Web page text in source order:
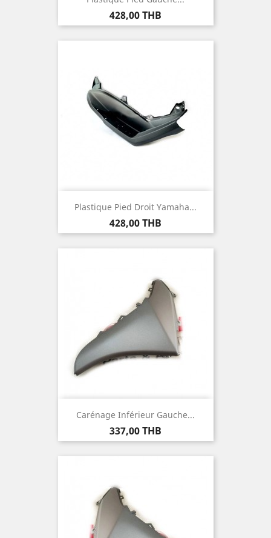
Prix
428,00 THB
Plastique Pied Droit Yamaha...
Prix
428,00 THB
Carénage Inférieur Gauche...
Prix
337,00 THB